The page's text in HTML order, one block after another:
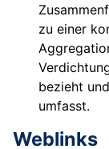
zu einer
bezieht
umfasst.
Weblinks